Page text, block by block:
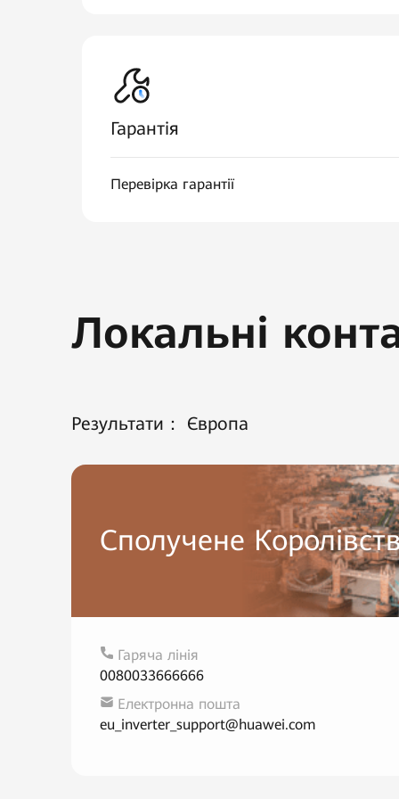
Гарантія
Перевірка гарантії
Локальні
Результати： Європа
Сполучене
Гаряча лінія
0080033666666
Електронна пошта
eu_inverter_support@huawei.com